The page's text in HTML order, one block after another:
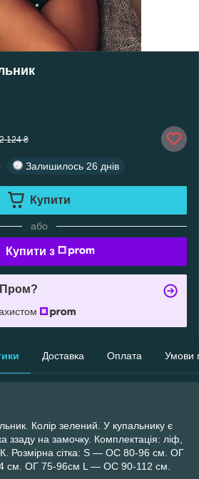
2 124 ₴
Залишилось 26 днів
Купити
або
Купити з
Пром?
Доставка Оплата Умови
Колір зелений. У купальнику є
ззаду на замочку. Комплектація: ліф,
Розмірна сітка: S — ОС 80-96 см. ОГ
см. ОГ 75-96см L — ОС 90-112 см.